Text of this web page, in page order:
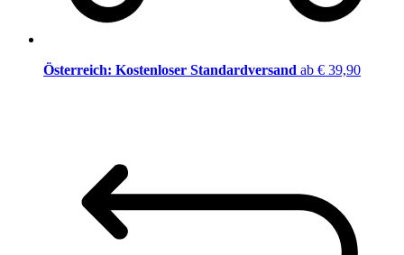
Österreich: Kostenloser Standardversand ab € 39,90